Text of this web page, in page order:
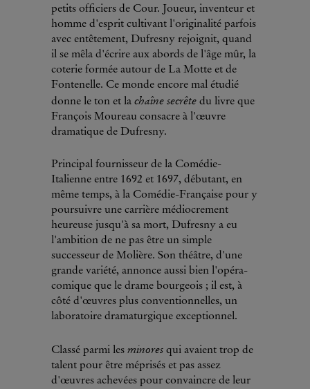
petits officiers de Cour. Joueur, inventeur et
homme d'esprit cultivant l'originalité parfois
avec entêtement, Dufresny rejoignit, quand
il se mêla d'écrire aux abords de l'âge mûr, la
coterie formée autour de La Motte et de
Fontenelle. Ce monde encore mal étudié
donne le ton et la chaîne secrête du livre que
François Moureau consacre à l'œuvre
dramatique de Dufresny.
Principal fournisseur de la Comédie-
Italienne entre 1692 et 1697, débutant, en
même temps, à la Comédie-Française pour y
poursuivre une carrière médiocrement
heureuse jusqu'à sa mort, Dufresny a eu
l'ambition de ne pas être un simple
successeur de Molière. Son théâtre, d'une
grande variété, annonce aussi bien l'opéra-
comique que le drame bourgeois ; il est, à
côté d'œuvres plus conventionnelles, un
laboratoire dramaturgique exceptionnel.
Classé parmi les minores qui avaient trop de
talent pour être méprisés et pas assez
d'œuvres achevées pour convaincre de leur